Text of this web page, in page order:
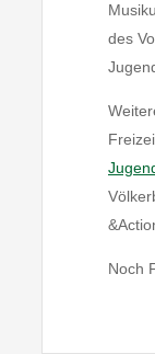
des
Noch